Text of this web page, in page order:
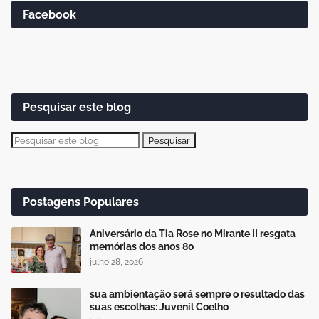
Facebook
Pesquisar este blog
Postagens Populares
Aniversário da Tia Rose no Mirante II resgata
memórias dos anos 80
julho 28, 2026
sua ambientação será sempre o resultado das
suas escolhas: Juvenil Coelho